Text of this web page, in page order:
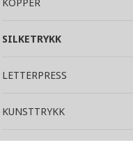
KOPPER
SILKETRYKK
LETTERPRESS
KUNSTTRYKK